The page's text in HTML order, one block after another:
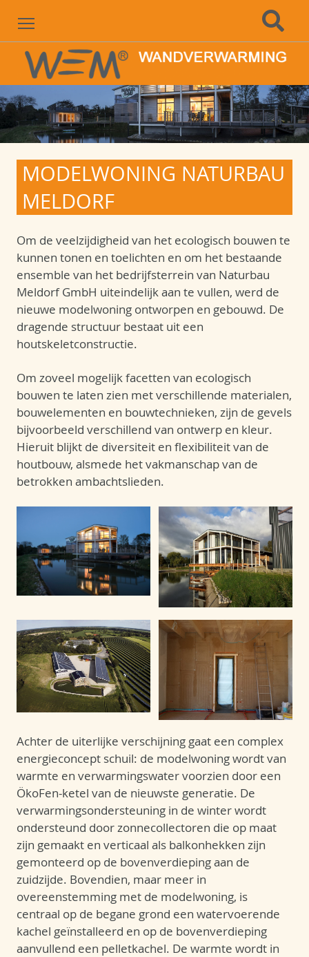
MODELWONING NATURBAU
MELDORF
Om de veelzijdigheid van het ecologisch bouwen te
kunnen tonen en toelichten en om het bestaande
ensemble van het bedrijfsterrein van Naturbau
Meldorf GmbH uiteindelijk aan te vullen, werd de
nieuwe modelwoning ontworpen en gebouwd. De
dragende structuur bestaat uit een
houtskeletconstructie.
Om zoveel mogelijk facetten van ecologisch
bouwen te laten zien met verschillende materialen,
bouwelementen en bouwtechnieken, zijn de gevels
bijvoorbeeld verschillend van ontwerp en kleur.
Hieruit blijkt de diversiteit en flexibiliteit van de
houtbouw, alsmede het vakmanschap van de
betrokken ambachtslieden.
Achter de uiterlijke verschijning gaat een complex
energieconcept schuil: de modelwoning wordt van
warmte en verwarmingswater voorzien door een
ÖkoFen-ketel van de nieuwste generatie. De
verwarmingsondersteuning in de winter wordt
ondersteund door zonnecollectoren die op maat
zijn gemaakt en verticaal als balkonhekken zijn
gemonteerd op de bovenverdieping aan de
zuidzijde. Bovendien, maar meer in
overeenstemming met de modelwoning, is
centraal op de begane grond een watervoerende
kachel geïnstalleerd en op de bovenverdieping
aanvullend een pelletkachel. De warmte wordt in